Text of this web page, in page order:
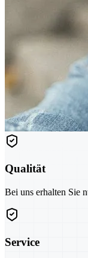
Qualität
Bei uns erhalten Sie
Service